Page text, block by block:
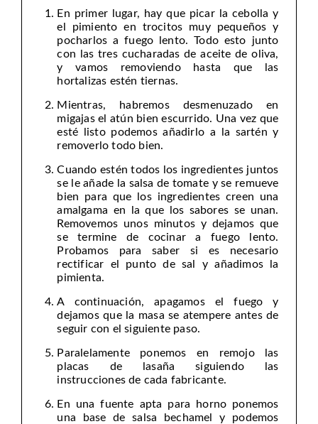
En primer lugar, hay que picar la cebolla y
el pimiento en trocitos muy pequeños y
pocharlos a fuego lento. Todo esto junto
con las tres cucharadas de aceite de oliva,
y vamos removiendo hasta que las
hortalizas estén tiernas.
Mientras, habremos desmenuzado en
migajas el atún bien escurrido. Una vez que
esté listo podemos añadirlo a la sartén y
removerlo todo bien.
Cuando estén todos los ingredientes juntos
se le añade la salsa de tomate y se remueve
bien para que los ingredientes creen una
amalgama en la que los sabores se unan.
Removemos unos minutos y dejamos que
se termine de cocinar a fuego lento.
Probamos para saber si es necesario
rectificar el punto de sal y añadimos la
pimienta.
A continuación, apagamos el fuego y
dejamos que la masa se atempere antes de
seguir con el siguiente paso.
Paralelamente ponemos en remojo las
placas de lasaña siguiendo las
instrucciones de cada fabricante.
En una fuente apta para horno ponemos
una base de salsa bechamel y podemos